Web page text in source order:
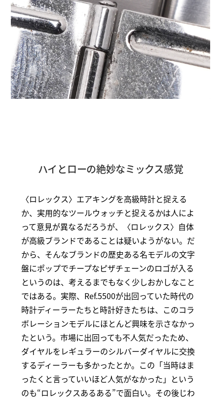
ハイとローの絶妙なミックス感覚
〈ロレックス〉エアキングを高級時計と捉える
か、実用的なツールウォッチと捉えるかは人によ
って意見が異なるだろうが、〈ロレックス〉自体
が高級ブランドであることは疑いようがない。だ
から、そんなブランドの歴史ある名モデルの文字
盤にポップでチープなピザチェーンのロゴが入る
というのは、考えるまでもなく少しおかしなこと
ではある。実際、Ref.5500が出回っていた時代の
時計ディーラーたちと時計好きたちは、このコラ
ボレーションモデルにほとんど興味を示さなかっ
たという。市場に出回っても不人気だったため、
ダイヤルをレギュラーのシルバーダイヤルに交換
するディーラーも多かったとか。この「当時はま
ったくと言っていいほど人気がなかった」という
のも“ロレックスあるある”で面白い。その後じわ